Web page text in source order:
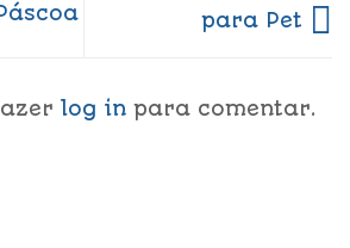
para Pet
log in para comentar.